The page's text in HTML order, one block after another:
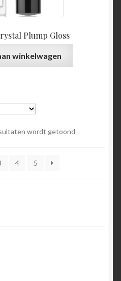
Plump Gloss
winkelwagen
wordt getoond
4 5